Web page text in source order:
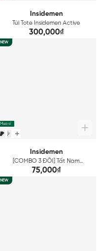
Insidemen
Túi Tote Insidemen Active
300,000₫
NEW
Mua sỉ
Insidemen
[COMBO 3 ĐÔI] Tất Nam
Insidemen cổ ngắn ISC034EDP03
75,000₫
NEW